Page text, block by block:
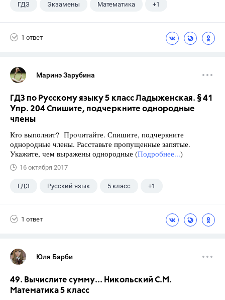
ГДЗ Экзамены Математика +1
1 ответ
Маринэ Зарубина
ГДЗ по Русскому языку 5 класс Ладыженская. § 41
Упр. 204 Спишите, подчеркните однородные
члены
Кто выполнит? Прочитайте. Спишите, подчеркните
однородные члены. Расставьте пропущенные запятые.
Укажите, чем выражены однородные (Подробнее...)
16 октября 2017
ГДЗ Русский язык 5 класс +1
1 ответ
Юля Барби
49. Вычислите сумму... Никольский С.М.
Математика 5 класс